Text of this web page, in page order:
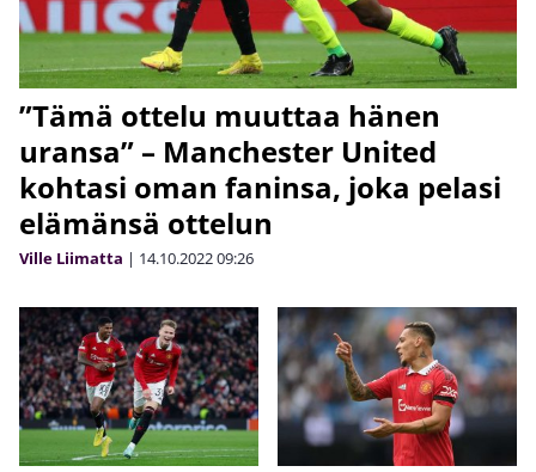
”Tämä ottelu muuttaa hänen
uransa” – Manchester United
kohtasi oman faninsa, joka pelasi
elämänsä ottelun
Ville Liimatta | 14.10.202209:26